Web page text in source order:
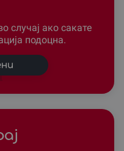
случај ако сакате
подоцна.